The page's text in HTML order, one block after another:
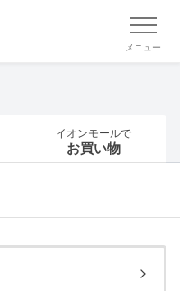
メニュー
イオンモールで
お買い物